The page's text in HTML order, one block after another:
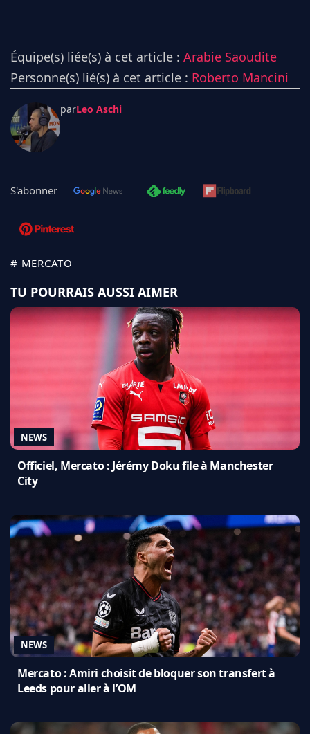
Équipe(s) liée(s) à cet article : Arabie Saoudite
Personne(s) lié(s) à cet article : Roberto Mancini
parLeo Aschi
S'abonner
# MERCATO
TU POURRAIS AUSSI AIMER
NEWS
Officiel, Mercato : Jérémy Doku file à Manchester
City
NEWS
Mercato : Amiri choisit de bloquer son transfert à
Leeds pour aller à l’OM